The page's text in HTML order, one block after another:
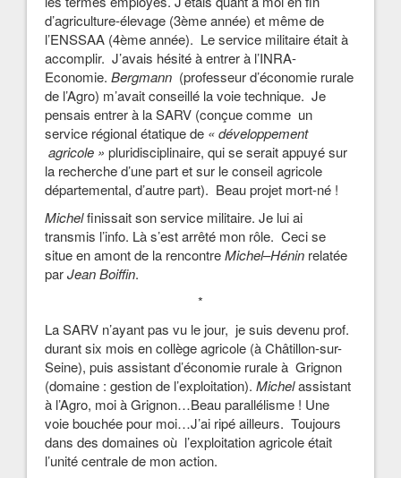
d’agriculture-élevage (3ème année) et même de
l’ENSSAA (4ème année). Le service militaire était à
accomplir. J’avais hésité à entrer à l’INRA-
Economie. Bergmann (professeur d’économie rurale
de l’Agro) m’avait conseillé la voie technique. Je
pensais entrer à la SARV (conçue comme un
service régional étatique de « développement
agricole » pluridisciplinaire, qui se serait appuyé sur
la recherche d’une part et sur le conseil agricole
départemental, d’autre part). Beau projet mort-né !
Michelfinissait son service militaire. Je lui ai
transmis l’info. Là s’est arrêté mon rôle. Ceci se
situe en amont de la rencontreMichel–Hénin relatée
parJean Boiffin.
*
La SARV n’ayant pas vu le jour, je suis devenu prof.
durant six mois en collège agricole (à Châtillon-sur-
Seine), puis assistant d’économie rurale à Grignon
(domaine : gestion de l’exploitation). Michelassistant
à l’Agro, moi à Grignon…Beau parallélisme ! Une
voie bouchée pour moi…J’ai ripé ailleurs. Toujours
dans des domaines où l’exploitation agricole était
l’unité centrale de mon action.